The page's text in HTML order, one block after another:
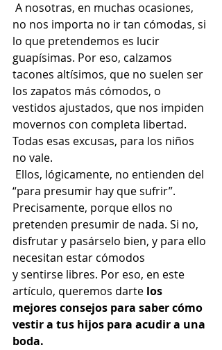
no nos importa no ir tan cómodas, si
lo que pretendemos es lucir
guapísimas. Por eso, calzamos
tacones altísimos, que no suelen ser
los zapatos más cómodos, o
vestidos ajustados, que nos impiden
movernos con completa libertad.
Todas esas excusas, para los niños
no vale.
“para presumir hay que sufrir”.
Precisamente, porque ellos no
pretenden presumir de nada. Si no,
disfrutar y pasárselo bien, y para ello
necesitan estar cómodos
y sentirse libres. Por eso, en este
artículo, queremos darte los
mejores consejos para saber cómo
vestir a tus hijos para acudir a una
boda.